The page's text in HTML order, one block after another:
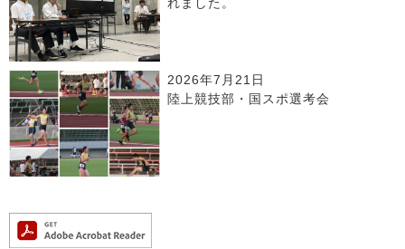
れました。
2026年7月21日
陸上競技部・国スポ選考会